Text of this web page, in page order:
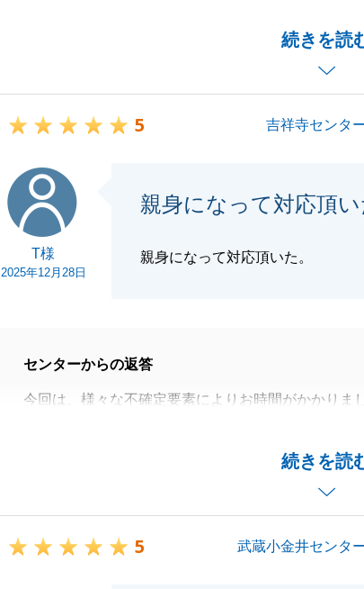
続きを読
ご自宅と所有不動産の売却、お買い換え先の購入と
様にもご尽力いただき、無事に取引が完了できたこ
某銀行の審査ではお互いに大変な思いをしましたが
今後もお困りの事がございましたら、お気軽にご連
閉じる
5 吉祥寺センタ
T様
2025年12月28日
親身になって対応頂い
親身になって対応頂いた。
続きを読
センターからの返答
今回は、様々な不確定要素によりお時間がかかりま
また今後とも何かお手伝いできることがございまし
5 武蔵小金井センタ